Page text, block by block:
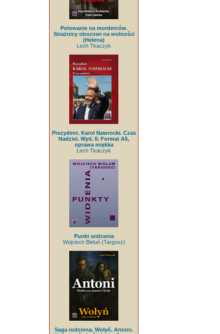
Polowanie na morderców.
Strażnicy obozowi na wolności
(Helena)
Lech Tkaczyk
Prezydent. Karol Nawrocki. Czas
Nadziei. Wyd. II. Format A5,
oprawa miękka
Lech Tkaczyk
Punkt widzenia
Wojciech Bieluń (Targosz)
Saga rodzinna. Wołyń. Antoni.